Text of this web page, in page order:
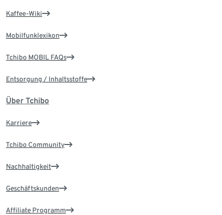
Kaffee-Wiki
Mobilfunklexikon
Tchibo MOBIL FAQs
Entsorgung / Inhaltsstoffe
Über Tchibo
Karriere
Tchibo Community
Nachhaltigkeit
Geschäftskunden
Affiliate Programm